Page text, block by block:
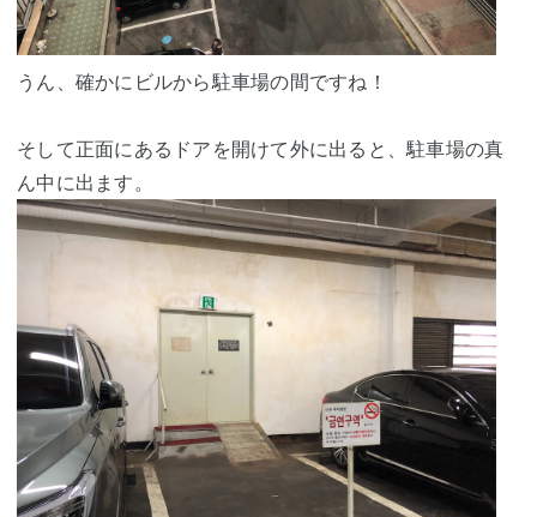
うん、確かにビルから駐車場の間ですね！
そして正面にあるドアを開けて外に出ると、駐車場の真
ん中に出ます。